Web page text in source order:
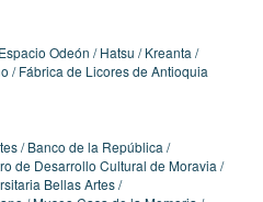
Espacio Odeón Hatsu
Kreanta
Fábrica de Licores de Antioquia
Banco de la República
de Desarrollo Cultural de Moravia
Bellas Artes